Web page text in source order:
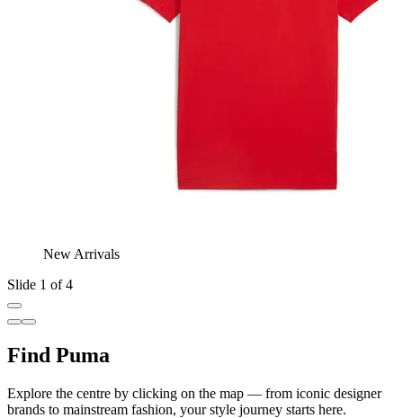
New Arrivals
Slide 1 of 4
Find Puma
Explore the centre by clicking on the map — from iconic designer
brands to mainstream fashion, your style journey starts here.